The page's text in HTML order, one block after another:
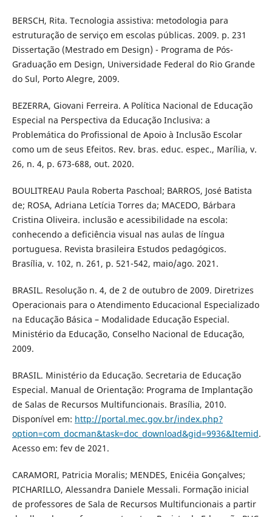
BERSCH, Rita. Tecnologia assistiva: metodologia para
estruturação de serviço em escolas públicas. 2009. p. 231
Dissertação (Mestrado em Design) - Programa de Pós-
Graduação em Design, Universidade Federal do Rio Grande
do Sul, Porto Alegre, 2009.
BEZERRA, Giovani Ferreira. A Política Nacional de Educação
Especial na Perspectiva da Educação Inclusiva: a
Problemática do Profissional de Apoio à Inclusão Escolar
como um de seus Efeitos. Rev. bras. educ. espec., Marília, v.
26, n. 4, p. 673-688, out. 2020.
BOULITREAU Paula Roberta Paschoal; BARROS, José Batista
de; ROSA, Adriana Letícia Torres da; MACEDO, Bárbara
Cristina Oliveira. inclusão e acessibilidade na escola:
conhecendo a deficiência visual nas aulas de língua
portuguesa. Revista brasileira Estudos pedagógicos.
Brasília, v. 102, n. 261, p. 521-542, maio/ago. 2021.
BRASIL. Resolução n. 4, de 2 de outubro de 2009. Diretrizes
Operacionais para o Atendimento Educacional Especializado
na Educação Básica – Modalidade Educação Especial.
Ministério da Educação, Conselho Nacional de Educação,
2009.
BRASIL. Ministério da Educação. Secretaria de Educação
Especial. Manual de Orientação: Programa de Implantação
de Salas de Recursos Multifuncionais. Brasília, 2010.
Disponível em: http://portal.mec.gov.br/index.php?
option=com_docman&task=doc_download&gid=9936&Itemid.
Acesso em: fev de 2021.
CARAMORI, Patricia Moralis; MENDES, Enicéia Gonçalves;
PICHARILLO, Alessandra Daniele Messali. Formação inicial
de professores de Sala de Recursos Multifuncionais a partir